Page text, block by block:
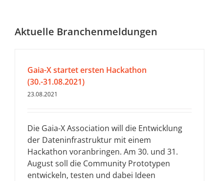
Aktuelle Branchenmeldungen
Gaia-X startet ersten Hackathon
(30.-31.08.2021)
23.08.2021
Die Gaia-X Association will die Entwicklung
der Dateninfrastruktur mit einem
Hackathon voranbringen. Am 30. und 31.
August soll die Community Prototypen
entwickeln, testen und dabei Ideen